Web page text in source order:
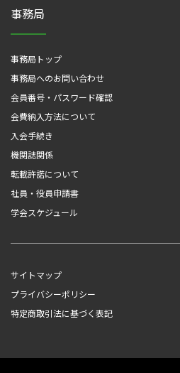
事務局
事務局トップ
事務局へのお問い合わせ
会員番号・パスワード確認
会費納入方法について
入会手続き
機関誌関係
転載許諾について
社員・役員申請書
学会スケジュール
サイトマップ
プライバシーポリシー
特定商取引法に基づく表記